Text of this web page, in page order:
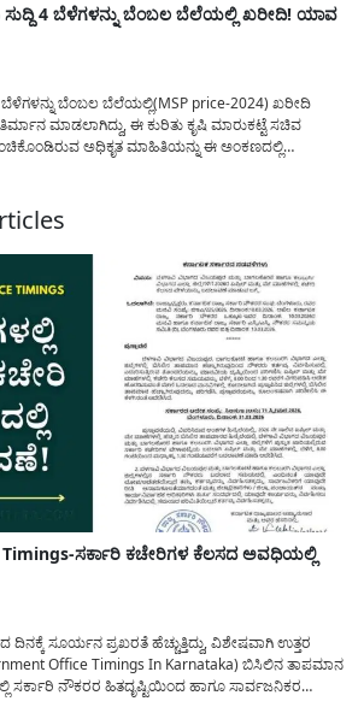
ಸುದ್ದಿ 4 ಬೆಳೆಗಳನ್ನು ಬೆಂಬಲ ಬೆಲೆಯಲ್ಲಿ ಖರೀದಿ! ಯಾವ
ಬೆಂಬಲ ಬೆಲೆಯಲ್ಲಿ(MSP price-2024) ಖರೀದಿ
ಮಾಡಲಾಗಿದ್ದು, ಈ ಕುರಿತು ಕೃಷಿ ಮಾರುಕಟ್ಟೆ ಸಚಿವ
ಅಧಿಕೃತ ಮಾಹಿತಿಯನ್ನು ಈ ಅಂಕಣದಲ್ಲಿ
ಸರ್ಕಾರಿ ಕಚೇರಿಗಳ ಕೆಲಸದ ಅವಧಿಯಲ್ಲಿ
ದಿನಕ್ಕೆ ಸೂರ್ಯನ ಪ್ರಖರತೆ ಹೆಚ್ಚುತ್ತಿದ್ದು, ವಿಶೇಷವಾಗಿ ಉತ್ತರ
Office Timings In Karnataka) ಬಿಸಿಲಿನ ತಾಪಮಾನ
ಸರ್ಕಾರಿ ನೌಕರರ ಹಿತದೃಷ್ಟಿಯಿಂದ ಹಾಗೂ ಸಾರ್ವಜನಿಕರ